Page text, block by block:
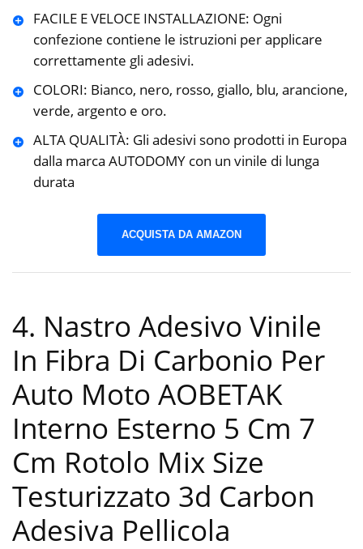
FACILE E VELOCE INSTALLAZIONE: Ogni
confezione contiene le istruzioni per applicare
correttamente gli adesivi.
COLORI: Bianco, nero, rosso, giallo, blu, arancione,
verde, argento e oro.
ALTA QUALITÀ: Gli adesivi sono prodotti in Europa
dalla marca AUTODOMY con un vinile di lunga
durata
ACQUISTA DA AMAZON
4. Nastro Adesivo Vinile
In Fibra Di Carbonio Per
Auto Moto AOBETAK
Interno Esterno 5 Cm 7
Cm Rotolo Mix Size
Testurizzato 3d Carbon
Adesiva Pellicola